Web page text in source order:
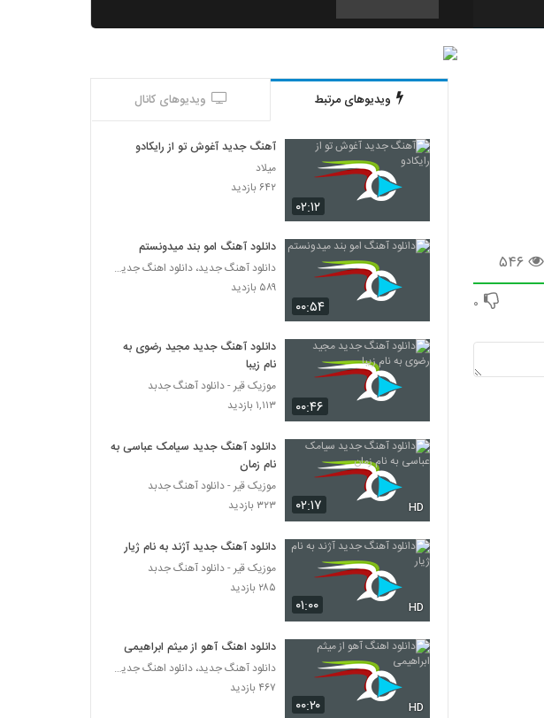
2161
Shahryar Malek To Age Jam Bodi
آهنگ قایم موشک از شمیم(پاپ)
۳۲۶ بازدید
آهنگ شهرام ستاری بنام ممنونتم
۳۹۸ بازدید
۳۸۲ بازدید
Sattari Aramesh)
شهرام نیک یار آهنگ تا همیشه (ورژن جدید)
Shahram Mirjalali Shegefta
۲۸۸ بازدید
دانلود آهنگ شهرام معصومیان هنوزم عاشقم
Shahrad Begoo To Ham Mesle Mani
۲۶۵ بازدید
۵۴۶
۰
ویدیوهای مرتبط ویدیوهای کانال
۰۲:۱۲
آهنگ جدید آغوش تو از رایکادو
میلاد
۶۴۲ بازدید
۰۰:۵۴
دانلود آهنگ امو بند میدونستم
دانلود آهنگ جدید، دانلود اهنگ جدید ایرانی
۵۸۹ بازدید
۰۰:۴۶
دانلود آهنگ جدید مجید رضوی به
نام زیبا
موزیک قیر - دانلود آهنگ جدبد
۱,۱۱۳ بازدید
۰۲:۱۷ HD
دانلود آهنگ جدید سیامک عباسی به
نام زمان
موزیک قیر - دانلود آهنگ جدبد
۳۲۳ بازدید
۰۱:۰۰ HD
دانلود آهنگ جدید آژند به نام ژیار
موزیک قیر - دانلود آهنگ جدبد
۲۸۵ بازدید
۰۰:۲۰ HD
دانلود اهنگ آهو از میثم ابراهیمی
دانلود آهنگ جدید، دانلود اهنگ جدید ایرانی
۴۶۷ بازدید